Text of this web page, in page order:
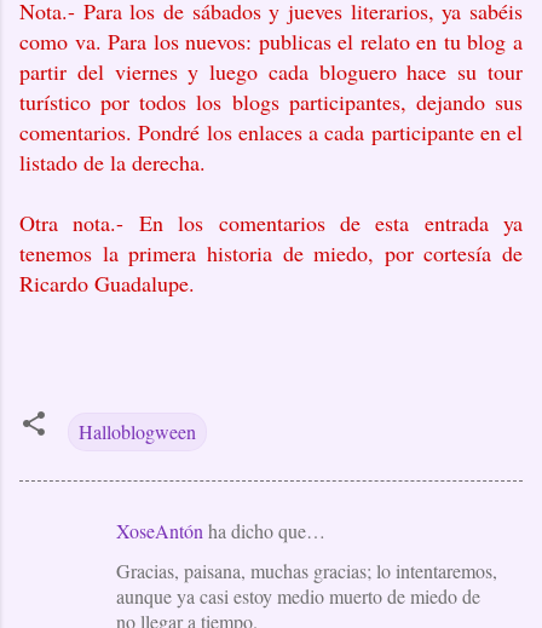
Nota.- Para los de sábados y jueves literarios, ya sabéis
como va. Para los nuevos: publicas el relato en tu blog a
partir del viernes y luego cada bloguero hace su tour
turístico por todos los blogs participantes, dejando sus
comentarios. Pondré los enlaces a cada participante en el
listado de la derecha.
Otra nota.- En los comentarios de esta entrada ya
tenemos la primera historia de miedo, por cortesía de
Ricardo Guadalupe.
Halloblogween
XoseAntón ha dicho que…
Gracias, paisana, muchas gracias; lo intentaremos,
aunque ya casi estoy medio muerto de miedo de
no llegar a tiempo.